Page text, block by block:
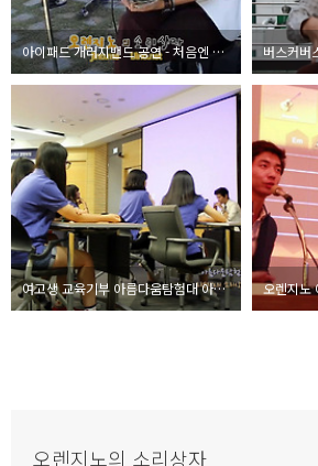
아이패드 개러지밴드 공연 - 처음엔 사랑이란게
여고생 교육기부 아름다움탐험대 아이패드 개러지밴드 오프닝 공연
오렌지노의 소리상자